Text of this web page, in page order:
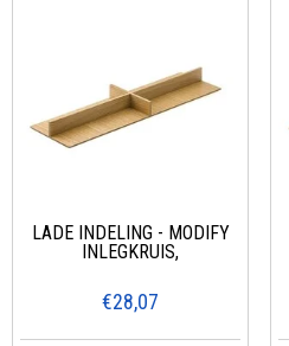
LADE INDELING - MODIFY
INLEGKRUIS,
€28,07